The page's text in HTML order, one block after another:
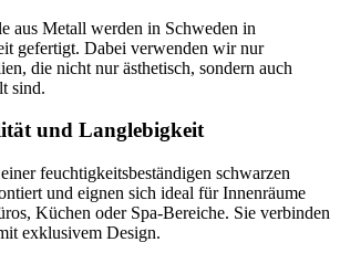
aus Metall werden in Schweden in
gefertigt. Dabei verwenden wir nur
die nicht nur ästhetisch, sondern auch
sind.
und Langlebigkeit
feuchtigkeitsbeständigen schwarzen
und eignen sich ideal für Innenräume
Küchen oder Spa-Bereiche. Sie verbinden
exklusivem Design.